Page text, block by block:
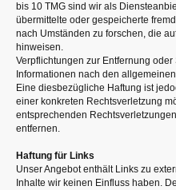
bis 10 TMG sind wir als
übermittelte oder gespeicherte
nach Umständen zu forschen, die
hinweisen.
Verpflichtungen zur Entfernung
Informationen nach den
Eine diesbezügliche Haftung ist
einer konkreten Rechtsverletzung
entsprechenden
entfernen.
Haftung für Links
Unser Angebot enthält Links zu
Inhalte wir keinen Einfluss haben.